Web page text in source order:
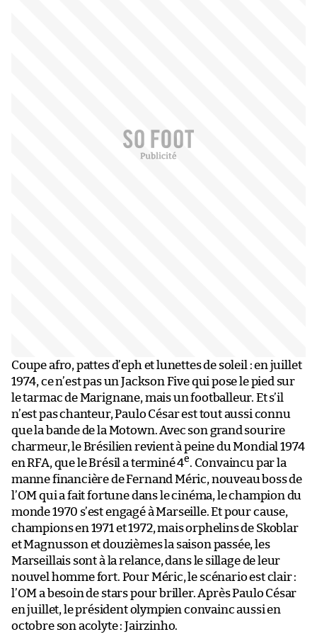
Coupe afro, pattes d’eph et lunettes de soleil : en juillet
1974, ce n’est pas un Jackson Five qui pose le pied sur
le tarmac de Marignane, mais un footballeur. Et s’il
n’est pas chanteur, Paulo César est tout aussi connu
que la bande de la Motown. Avec son grand sourire
charmeur, le Brésilien revient à peine du Mondial 1974
en RFA, que le Brésil a terminé 4e. Convaincu par la
manne financière de Fernand Méric, nouveau boss de
l’OM qui a fait fortune dans le cinéma, le champion du
monde 1970 s’est engagé à Marseille. Et pour cause,
champions en 1971 et 1972, mais orphelins de Skoblar
et Magnusson et douzièmes la saison passée, les
Marseillais sont à la relance, dans le sillage de leur
nouvel homme fort. Pour Méric, le scénario est clair :
l’OM a besoin de stars pour briller. Après Paulo César
en juillet, le président olympien convainc aussi en
octobre son acolyte : Jairzinho.